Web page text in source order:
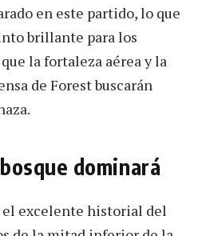
en este partido, lo que
brillante para los
la fortaleza aérea y la
de Forest buscarán
dominará
excelente historial del